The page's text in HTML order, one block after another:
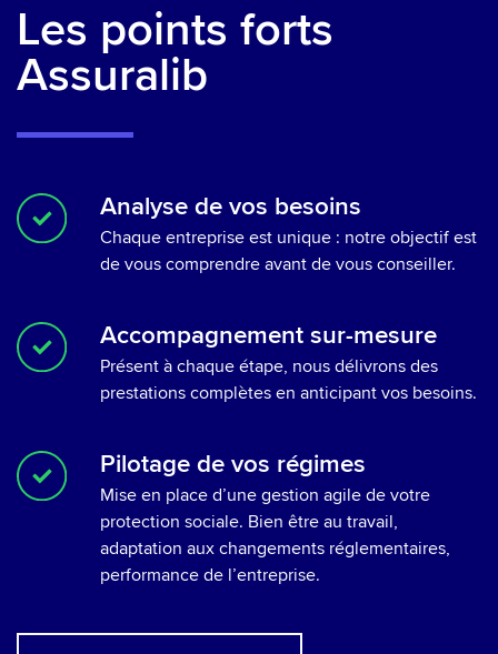
Les points forts
Assuralib
Analyse de vos besoins
Chaque entreprise est unique : notre objectif est
de vous comprendre avant de vous conseiller.
Accompagnement sur-mesure
Présent à chaque étape, nous délivrons des
prestations complètes en anticipant vos besoins.
Pilotage de vos régimes
Mise en place d’une gestion agile de votre
protection sociale. Bien être au travail,
adaptation aux changements réglementaires,
performance de l’entreprise.